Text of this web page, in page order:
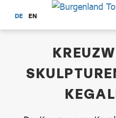
Zum Hauptinhalt springen
DE EN